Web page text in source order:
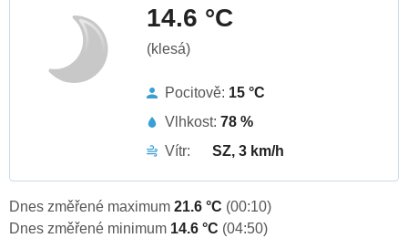
14.6 °C
(klesá)
Pocitově: 15 °C
Vlhkost: 78 %
Vítr:
SZ, 3 km/h
Dnes změřené maximum 21.6 °C (00:10)
Dnes změřené minimum 14.6 °C (04:50)